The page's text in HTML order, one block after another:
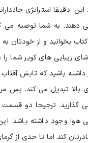
دقیقا استراتژی
دهند. به شما توصیه می
بخوانید و از خودتان به
زیبایی های کویر شما
داشته باشید که تابش
بالا تبدیل می کند. پس
گذارید. ترجیحا دو قسمت
هوا وجود داشته باشد.
کند اما تا حدی از